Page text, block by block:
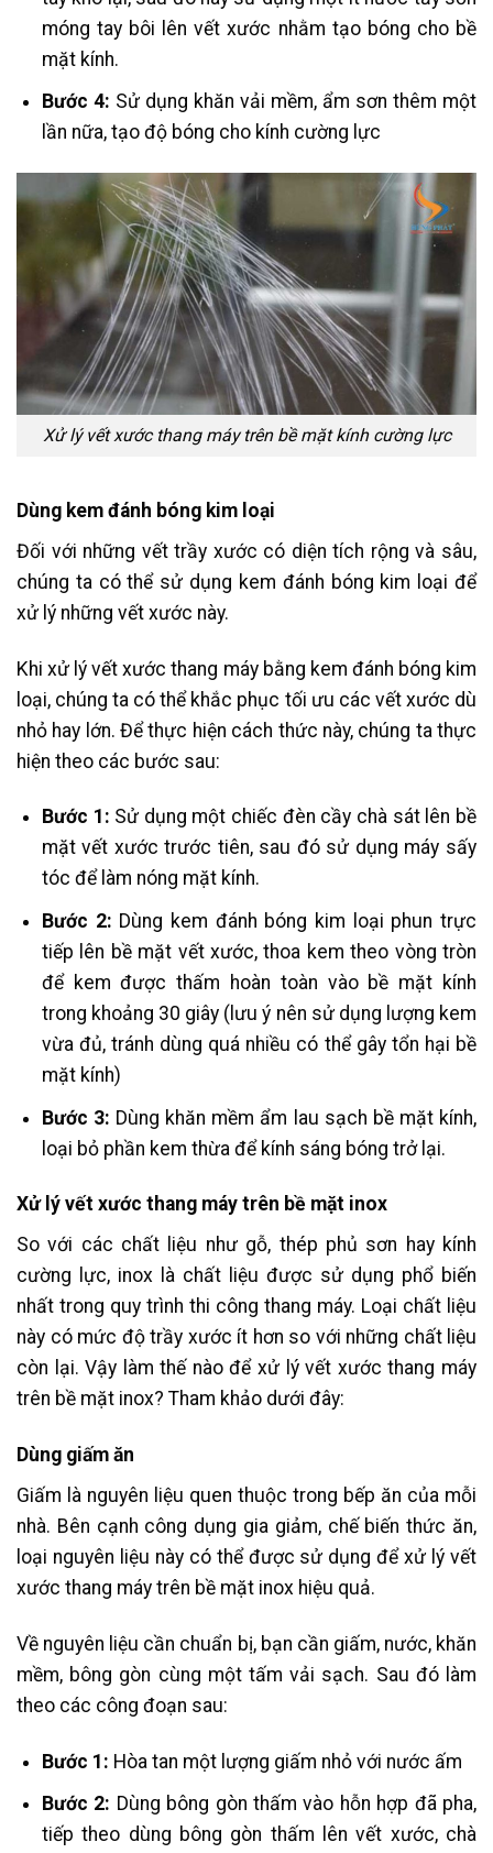
móng tay bôi lên vết xước nhằm tạo bóng cho bề
mặt kính.
Bước 4: Sử dụng khăn vải mềm, ẩm sơn thêm một
lần nữa, tạo độ bóng cho kính cường lực
Xử lý vết xước thang máy trên bề mặt kính cường lực
Dùng kem đánh bóng kim loại
Đối với những vết trầy xước có diện tích rộng và sâu,
chúng ta có thể sử dụng kem đánh bóng kim loại để
xử lý những vết xước này.
Khi xử lý vết xước thang máy bằng kem đánh bóng kim
loại, chúng ta có thể khắc phục tối ưu các vết xước dù
nhỏ hay lớn. Để thực hiện cách thức này, chúng ta thực
hiện theo các bước sau:
Bước 1: Sử dụng một chiếc đèn cầy chà sát lên bề
mặt vết xước trước tiên, sau đó sử dụng máy sấy
tóc để làm nóng mặt kính.
Bước 2: Dùng kem đánh bóng kim loại phun trực
tiếp lên bề mặt vết xước, thoa kem theo vòng tròn
để kem được thấm hoàn toàn vào bề mặt kính
trong khoảng 30 giây (lưu ý nên sử dụng lượng kem
vừa đủ, tránh dùng quá nhiều có thể gây tổn hại bề
mặt kính)
Bước 3: Dùng khăn mềm ẩm lau sạch bề mặt kính,
loại bỏ phần kem thừa để kính sáng bóng trở lại.
Xử lý vết xước thang máy trên bề mặt inox
So với các chất liệu như gỗ, thép phủ sơn hay kính
cường lực, inox là chất liệu được sử dụng phổ biến
nhất trong quy trình thi công thang máy. Loại chất liệu
này có mức độ trầy xước ít hơn so với những chất liệu
còn lại. Vậy làm thế nào để xử lý vết xước thang máy
trên bề mặt inox? Tham khảo dưới đây:
Dùng giấm ăn
Giấm là nguyên liệu quen thuộc trong bếp ăn của mỗi
nhà. Bên cạnh công dụng gia giảm, chế biến thức ăn,
loại nguyên liệu này có thể được sử dụng để xử lý vết
xước thang máy trên bề mặt inox hiệu quả.
Về nguyên liệu cần chuẩn bị, bạn cần giấm, nước, khăn
mềm, bông gòn cùng một tấm vải sạch. Sau đó làm
theo các công đoạn sau:
Bước 1: Hòa tan một lượng giấm nhỏ với nước ấm
Bước 2: Dùng bông gòn thấm vào hỗn hợp đã pha,
tiếp theo dùng bông gòn thấm lên vết xước, chà